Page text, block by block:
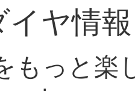
イヤ情
もっと楽